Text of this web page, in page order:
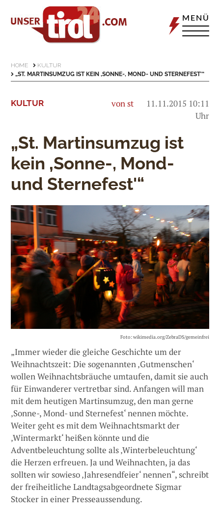
MENÜ
HOME
KULTUR
„ST. MARTINSUMZUG IST KEIN ‚SONNE-, MOND- UND STERNEFEST'“
KULTUR von st
11.11.2015 10:11
Uhr
„St. Martinsumzug ist
kein ‚Sonne-, Mond-
und Sternefest'“
Foto: wikimedia.org/ZebraDS/gemeinfrei
„Immer wieder die gleiche Geschichte um der
Weihnachtszeit: Die sogenannten ‚Gutmenschen‘
wollen Weihnachtsbräuche umtaufen, damit sie auch
für Einwanderer vertretbar sind. Anfangen will man
mit dem heutigen Martinsumzug, den man gerne
‚Sonne-, Mond- und Sternefest‘ nennen möchte.
Weiter geht es mit dem Weihnachtsmarkt der
‚Wintermarkt‘ heißen könnte und die
Adventbeleuchtung sollte als ‚Winterbeleuchtung‘
die Herzen erfreuen. Ja und Weihnachten, ja das
sollten wir sowieso ‚Jahresendfeier‘ nennen“, schreibt
der freiheitliche Landtagsabgeordnete Sigmar
Stocker in einer Presseaussendung.